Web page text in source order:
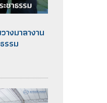
งมาลางาน​
รรม​